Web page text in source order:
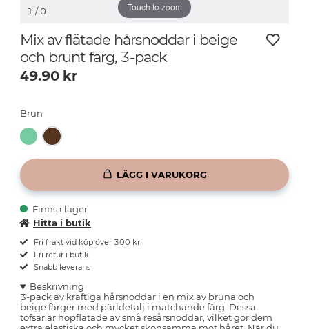
Touch to zoom
1 / 0
Mix av flätade hårsnoddar i beige
och brunt färg, 3-pack
49.90 kr
Brun
LÄGG I VARUKORG
Finns i lager
Hitta i butik
Fri frakt vid köp över 300 kr
Fri retur i butik
Snabb leverans
Beskrivning
3-pack av kraftiga hårsnoddar i en mix av bruna och
beige färger med pärldetalj i matchande färg. Dessa
tofsar är hopflätade av små resårsnoddar, vilket gör dem